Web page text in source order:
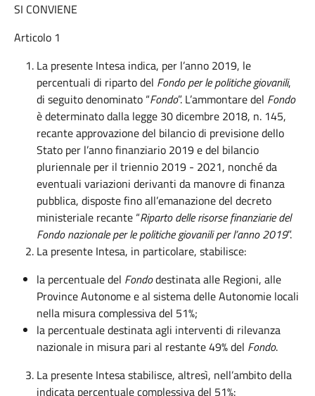
SI CONVIENE
Articolo 1
La presente Intesa indica, per l’anno 2019, le
percentuali di riparto del Fondo per le politiche giovanili,
di seguito denominato “Fondo”. L’ammontare del Fondo
è determinato dalla legge 30 dicembre 2018, n. 145,
recante approvazione del bilancio di previsione dello
Stato per l’anno finanziario 2019 e del bilancio
pluriennale per il triennio 2019 - 2021, nonché da
eventuali variazioni derivanti da manovre di finanza
pubblica, disposte fino all’emanazione del decreto
ministeriale recante “Riparto delle risorse finanziarie del
Fondo nazionale per le politiche giovanili per l’anno 2019”.
La presente Intesa, in particolare, stabilisce:
la percentuale del Fondodestinata alle Regioni, alle
Province Autonome e al sistema delle Autonomie locali
nella misura complessiva del 51%;
la percentuale destinata agli interventi di rilevanza
nazionale in misura pari al restante 49% del Fondo.
La presente Intesa stabilisce, altresì, nell’ambito della
indicata percentuale complessiva del 51%: